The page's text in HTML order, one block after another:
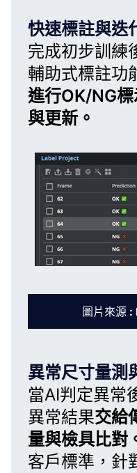
快速標註與迭
完成初步訓練
輔助式標註功
進行OK/NG
與更新。
圖片來源
異常尺寸量測
當AI判定異常
異常結果交給
量與檢具比對
客戶標準，針